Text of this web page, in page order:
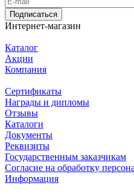
Подписаться
Интернет-магазин
Каталог
Акции
Компания
Сертификаты
Награды и дипломы
Отзывы
Каталоги
Документы
Реквизиты
Государственным заказчикам
Согласие на обработку
Информация